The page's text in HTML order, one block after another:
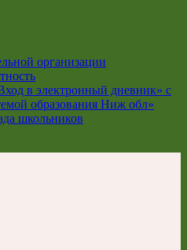
организации
в электронный дневник» с
образования Ниж обл»
школьников